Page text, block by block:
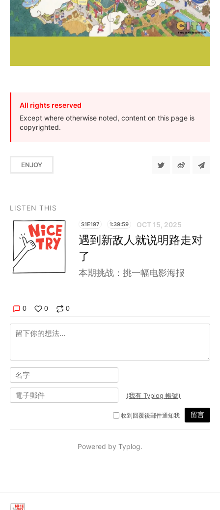
All rights reserved
Except where otherwise noted, content on this page is
copyrighted.
ENJOY
LISTEN THIS
S1E197 1:39:59 OCT 15, 2025
遇到新敌人就说明路走对
了
本期挑战：挑一幅电影海报